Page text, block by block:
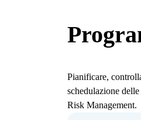
Pianificare,
schedulazione
Risk Management.